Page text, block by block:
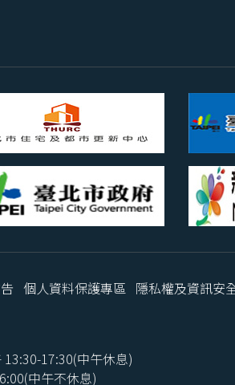
個人資料保護專區 隱私權及資訊安
17:30(中午休息)
中午不休息)